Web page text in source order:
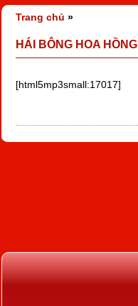
Trang chủ »
HÁI BÔNG HOA HỒNG
[html5mp3small:17017]